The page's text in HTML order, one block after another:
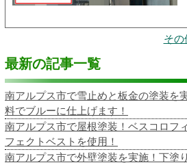
その
最新の記事一覧
南アルプス市で雪止めと板金の塗装を
料でブルーに仕上げます！
南アルプス市で屋根塗装！ベスコロフ
フェクトベストを使用！
南アルプス市で外壁塗装を実施！下塗